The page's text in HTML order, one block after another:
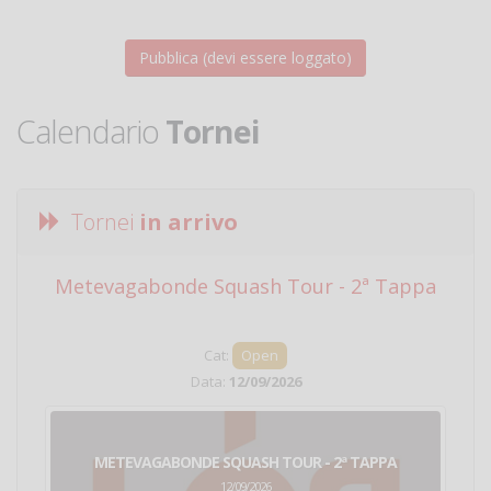
Calendario Tornei
Tornei in arrivo
Metevagabonde Squash Tour - 2ª Tappa
Cat:
Open
Data: 12/09/2026
METEVAGABONDE SQUASH TOUR - 2ª TAPPA
12/09/2026